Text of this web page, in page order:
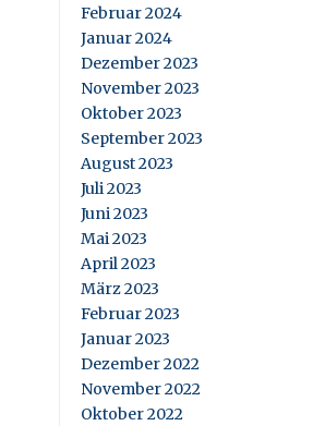
Februar 2024
Januar 2024
Dezember 2023
November 2023
Oktober 2023
September 2023
August 2023
Juli 2023
Juni 2023
Mai 2023
April 2023
März 2023
Februar 2023
Januar 2023
Dezember 2022
November 2022
Oktober 2022